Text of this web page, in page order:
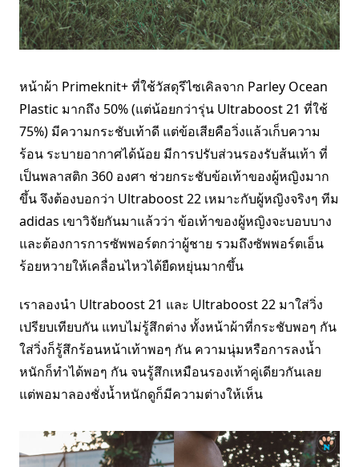
หน้าผ้า Primeknit+ ที่ใช้วัสดุรีไซเคิลจาก Parley Ocean
Plastic มากถึง 50% (แต่น้อยกว่ารุ่น Ultraboost 21 ที่ใช้
75%) มีความกระชับเท้าดี แต่ข้อเสียคือวิ่งแล้วเก็บความ
ร้อน ระบายอากาศได้น้อย มีการปรับส่วนรองรับส้นเท้า ที่
เป็นพลาสติก 360 องศา ช่วยกระชับข้อเท้าของผู้หญิงมาก
ขึ้น จึงต้องบอกว่า Ultraboost 22 เหมาะกับผู้หญิงจริงๆ ทีม
adidas เขาวิจัยกันมาแล้วว่า ข้อเท้าของผู้หญิงจะบอบบาง
และต้องการการซัพพอร์ตกว่าผู้ชาย รวมถึงซัพพอร์ตเอ็น
ร้อยหวายให้เคลื่อนไหวได้ยืดหยุ่นมากขึ้น
เราลองนำ Ultraboost 21 และ Ultraboost 22 มาใส่วิ่ง
เปรียบเทียบกัน แทบไม่รู้สึกต่าง ทั้งหน้าผ้าที่กระชับพอๆ กัน
ใส่วิ่งก็รู้สึกร้อนหน้าเท้าพอๆ กัน ความนุ่มหรือการลงน้ำ
หนักก็ทำได้พอๆ กัน จนรู้สึกเหมือนรองเท้าคู่เดียวกันเลย
แต่พอมาลองชั่งน้ำหนักดูก็มีความต่างให้เห็น